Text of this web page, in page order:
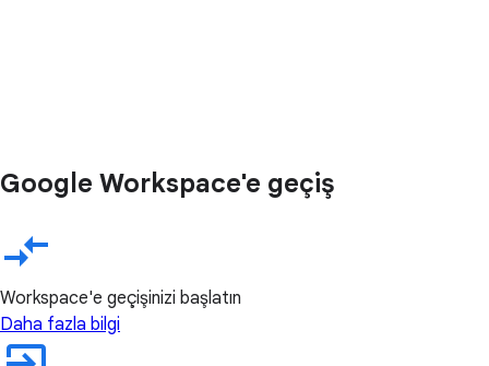
Google Workspace'e geçiş
Workspace'e geçişinizi başlatın
Daha fazla bilgi